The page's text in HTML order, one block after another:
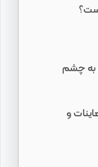
به چشم
و